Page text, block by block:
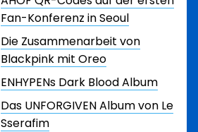
Fan-Konferenz in Seoul
Die Zusammenarbeit von
Blackpink mit Oreo
ENHYPENs Dark Blood Album
Das UNFORGIVEN Album von Le
Sserafim